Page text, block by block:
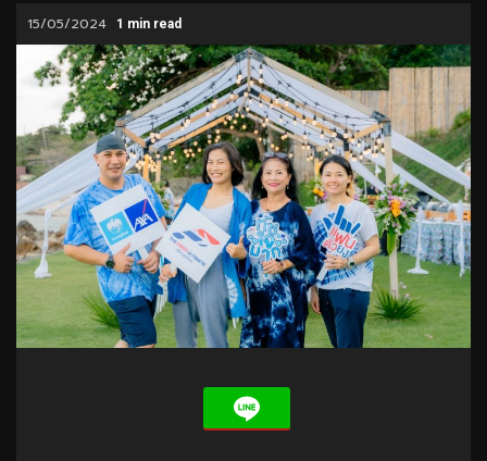
15/05/2024 1 min read